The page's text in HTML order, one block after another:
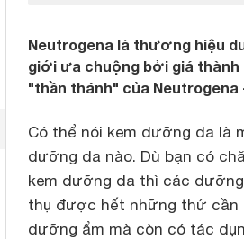
Neutrogena là thương hiệu
giới ưa chuộng bởi giá thành
"thần thánh" của Neutrogena
Có thể nói kem dưỡng da là
dưỡng da nào. Dù bạn có
kem dưỡng da thì các
thụ được hết những thứ cần
dưỡng ẩm mà còn có tác